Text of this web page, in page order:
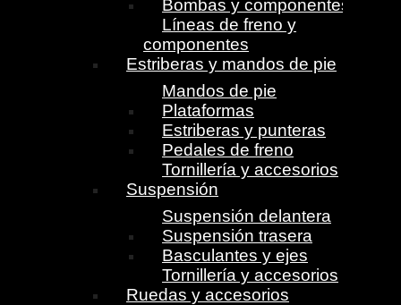
Bombas y componentes
Líneas de freno y
componentes
Estriberas y mandos de pie
Mandos de pie
Plataformas
Estriberas y punteras
Pedales de freno
Tornillería y accesorios
Suspensión
Suspensión delantera
Suspensión trasera
Basculantes y ejes
Tornillería y accesorios
Ruedas y accesorios